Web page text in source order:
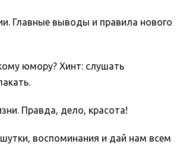
Главные выводы и правила нового
юмору? Хинт: слушать
Правда, дело, красота!
воспоминания и дай нам всем